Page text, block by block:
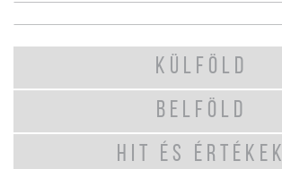
KÜLFÖLD
BELFÖLD
HIT ÉS ÉRTÉKEK